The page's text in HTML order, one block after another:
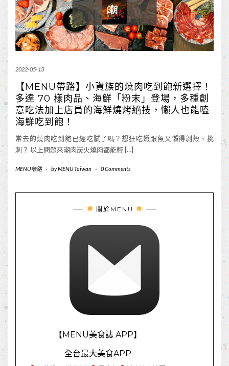
2022-05-13
【MENU帶路】小資族的燒肉吃到飽新選擇！
多達 70 樣肉品、海鮮「粉末」登場，多種創
意吃法加上店員的海鮮燒烤絕技，懶人也能嗑
海鮮吃到飽！
常去的燒肉吃到飽已經吃膩了嗎？想狂吃蝦跟魚又懶得剝殼、挑
刺？ 以上問題來潮肉炭火燒肉都能輕 […]
MENU帶路 - byMENU Taiwan - 0 Comments
關於MENU
【MENU美食誌 APP】
全台最大美食APP